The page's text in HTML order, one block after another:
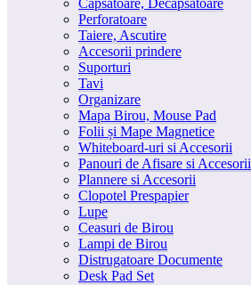
Capsatoare, Decapsatoare
Perforatoare
Taiere, Ascutire
Accesorii prindere
Suporturi
Tavi
Organizare
Mapa Birou, Mouse Pad
Folii și Mape Magnetice
Whiteboard-uri si Accesorii
Panouri de Afisare si Accesorii
Plannere si Accesorii
Clopotel Prespapier
Lupe
Ceasuri de Birou
Lampi de Birou
Distrugatoare Documente
Desk Pad Set